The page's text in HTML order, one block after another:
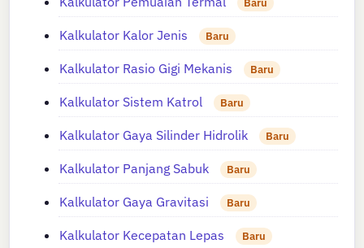
Baru
Kalkulator Kalor Jenis Baru
Kalkulator Rasio Gigi Mekanis Baru
Kalkulator Sistem Katrol Baru
Kalkulator Gaya Silinder Hidrolik Baru
Kalkulator Panjang Sabuk Baru
Kalkulator Gaya Gravitasi Baru
Kalkulator Kecepatan Lepas Baru